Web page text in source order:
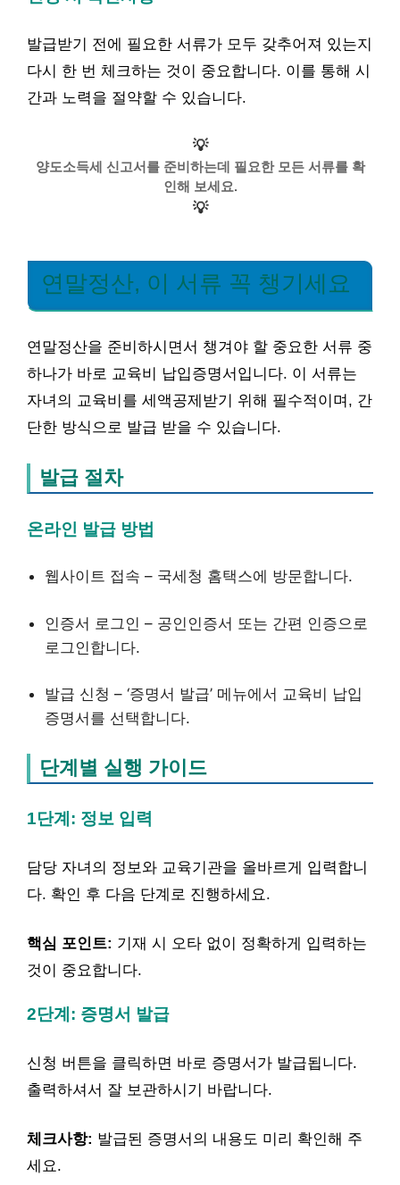
발급받기 전에 필요한 서류가 모두 갖추어져 있는지
다시 한 번 체크하는 것이 중요합니다. 이를 통해 시
간과 노력을 절약할 수 있습니다.
💡
양도소득세 신고서를 준비하는데 필요한 모든 서류를 확
인해 보세요.
💡
연말정산, 이 서류 꼭 챙기세요
연말정산을 준비하시면서 챙겨야 할 중요한 서류 중
하나가 바로 교육비 납입증명서입니다. 이 서류는
자녀의 교육비를 세액공제받기 위해 필수적이며, 간
단한 방식으로 발급 받을 수 있습니다.
발급 절차
온라인 발급 방법
웹사이트 접속 – 국세청 홈택스에 방문합니다.
인증서 로그인 – 공인인증서 또는 간편 인증으로
로그인합니다.
발급 신청 – ‘증명서 발급’ 메뉴에서 교육비 납입
증명서를 선택합니다.
단계별 실행 가이드
1단계: 정보 입력
담당 자녀의 정보와 교육기관을 올바르게 입력합니
다. 확인 후 다음 단계로 진행하세요.
핵심 포인트: 기재 시 오타 없이 정확하게 입력하는
것이 중요합니다.
2단계: 증명서 발급
신청 버튼을 클릭하면 바로 증명서가 발급됩니다.
출력하셔서 잘 보관하시기 바랍니다.
체크사항: 발급된 증명서의 내용도 미리 확인해 주
세요.